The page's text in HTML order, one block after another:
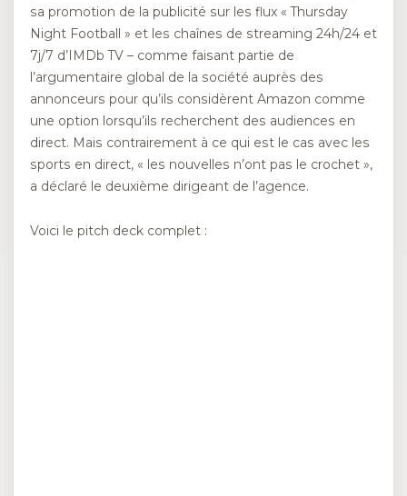
sa promotion de la publicité sur les flux « Thursday
Night Football » et les chaînes de streaming 24h/24 et
7j/7 d’IMDb TV – comme faisant partie de
l’argumentaire global de la société auprès des
annonceurs pour qu’ils considèrent Amazon comme
une option lorsqu’ils recherchent des audiences en
direct. Mais contrairement à ce qui est le cas avec les
sports en direct, « les nouvelles n’ont pas le crochet »,
a déclaré le deuxième dirigeant de l’agence.
Voici le pitch deck complet :